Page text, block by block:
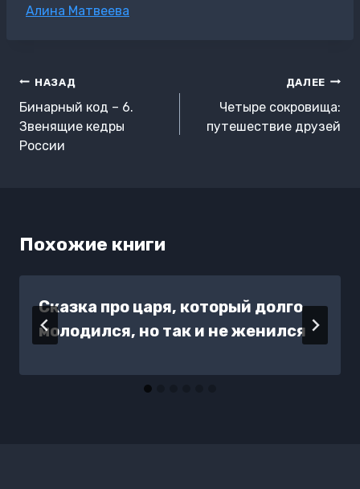
Метки
Алина Матвеева
Навигация
по
записям
НАЗАД
Бинарный код – 6.
Звенящие кедры
России
ДАЛЕЕ
Четыре сокровища:
путешествие друзей
Похожие книги
Сказка про царя, который долго
молодился, но так и не женился